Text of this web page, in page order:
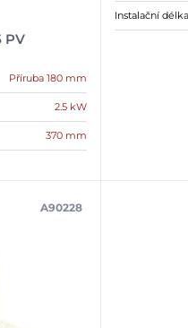
PV
Příruba 180 mm
2.5 kW
370 mm
Instalační délka
A90228